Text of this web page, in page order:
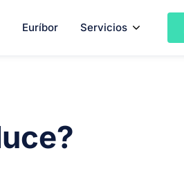
Euríbor Servicios